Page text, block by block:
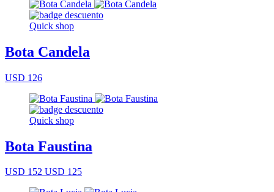
Quick shop
Bota Candela
USD 126
Quick shop
Bota Faustina
USD 152 USD 125